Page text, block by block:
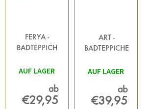
FERYA -
BADTEPPICH
AUF LAGER
ab
€29,95
ART -
BADTEPPICHE
AUF LAGER
ab
€39,95